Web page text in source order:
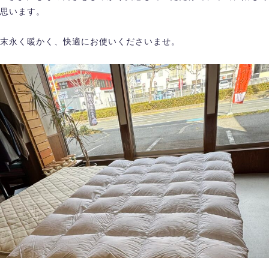
思います。
末永く暖かく、快適にお使いくださいませ。